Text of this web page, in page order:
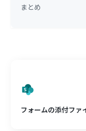
まとめ
フォームの添付フ